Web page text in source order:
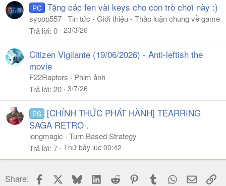
PC Tặng các fen vài keys cho con trò chơi này :)
sypop557 Tin tức - Giới thiệu - Thảo luận chung về game
Trả lời 0 23/3/26
Citizen Vigilante (19/06/2026) - Anti-leftish the
movie
F22Raptors
Phim ảnh
Trả lời 20 3/7/26
PS
[CHÍNH THỨC PHÁT HÀNH] TEARRING
SAGA RETRO .
longmagic
Turn Based Strategy
Trả lời 7 Thứ bảy lúc 00:42
Share: Facebook BlueskyLinkedIn
Reddit PinterestTumblr WhatsApp
Email